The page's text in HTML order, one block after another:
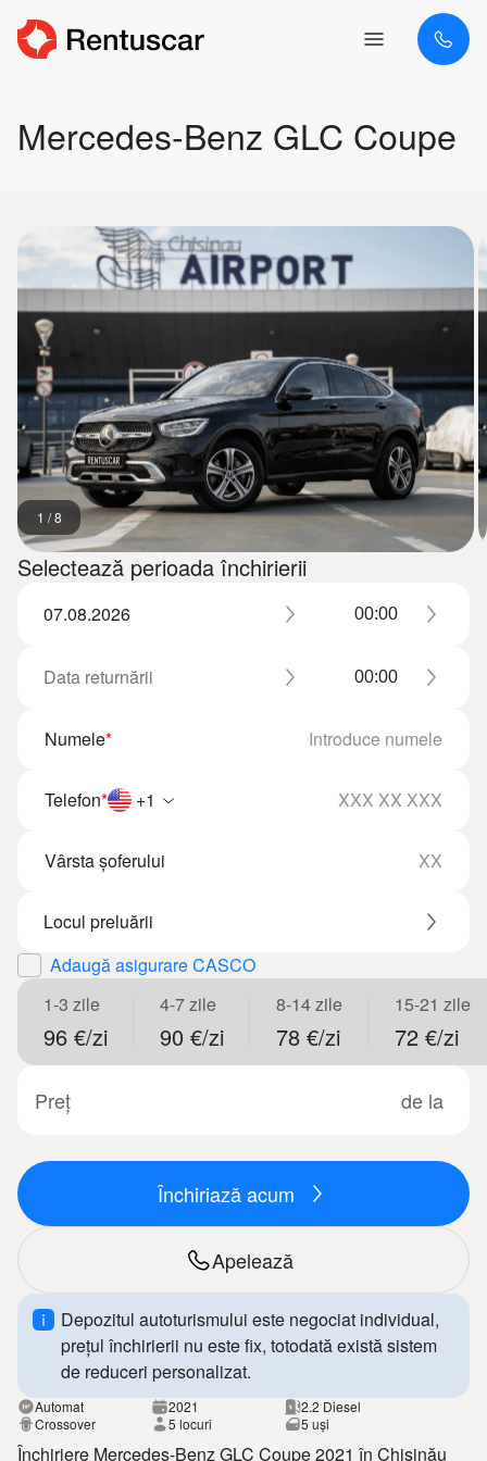
Mercedes-Benz GLC Coupe
Selectează perioada închirierii
Numele*
Telefon* +1
Vârsta șoferului
Adaugă asigurare CASCO
1-3 zile
96 €/zi
4-7 zile
90 €/zi
8-14 zile
78 €/zi
15-21 zile
72 €/zi
Preț de la
Apelează
Închiriază acum
Depozitul autoturismului este negociat individual,
prețul închirierii nu este fix, totodată există sistem
de reduceri personalizat.
Automat 2021
2.2 Diesel
Crossover
5 locuri 5 uși
Închiriere Mercedes-Benz GLC Coupe 2021 în Chișinău
1 /8